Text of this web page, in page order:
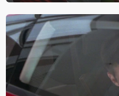
KVC Westerlo uit België.